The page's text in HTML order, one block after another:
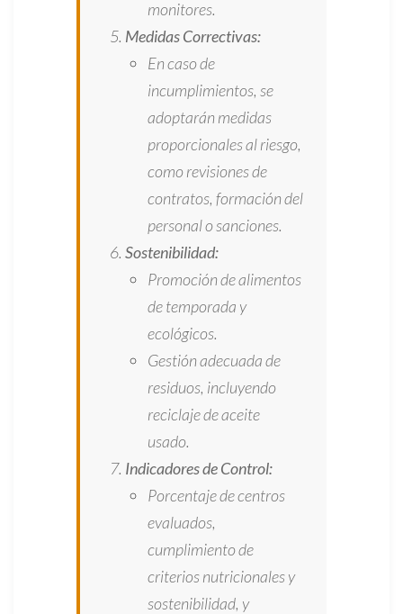
monitores.
Medidas Correctivas:
En caso de
incumplimientos, se
adoptarán medidas
proporcionales al riesgo,
como revisiones de
contratos, formación del
personal o sanciones.
Sostenibilidad:
Promoción de alimentos
de temporada y
ecológicos.
Gestión adecuada de
residuos, incluyendo
reciclaje de aceite
usado.
Indicadores de Control:
Porcentaje de centros
evaluados,
cumplimiento de
criterios nutricionales y
sostenibilidad, y